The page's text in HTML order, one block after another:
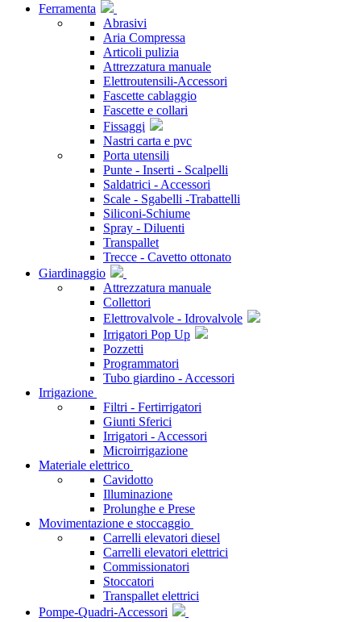
Ferramenta
Abrasivi
Aria Compressa
Articoli pulizia
Attrezzatura manuale
Elettroutensili-Accessori
Fascette cablaggio
Fascette e collari
Fissaggi
Nastri carta e pvc
Porta utensili
Punte - Inserti - Scalpelli
Saldatrici - Accessori
Scale - Sgabelli -Trabattelli
Siliconi-Schiume
Spray - Diluenti
Transpallet
Trecce - Cavetto ottonato
Giardinaggio
Attrezzatura manuale
Collettori
Elettrovalvole - Idrovalvole
Irrigatori Pop Up
Pozzetti
Programmatori
Tubo giardino - Accessori
Irrigazione
Filtri - Fertirrigatori
Giunti Sferici
Irrigatori - Accessori
Microirrigazione
Materiale elettrico
Cavidotto
Illuminazione
Prolunghe e Prese
Movimentazione e stoccaggio
Carrelli elevatori diesel
Carrelli elevatori elettrici
Commissionatori
Stoccatori
Transpallet elettrici
Pompe-Quadri-Accessori